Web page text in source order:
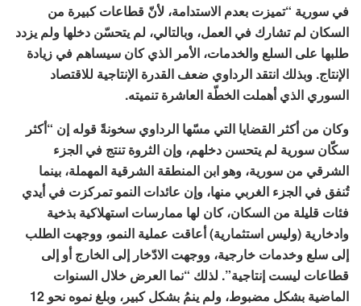
في سورية “تميزت بعدم الاستدامة، لأنّ قطاعات كبيرة من
السكان لم تشارك في العمل، وبالتالي، لم يتحسّن دخلها ولم يزدد
طلبها على السلع والخدمات، الأمر الذي كان سيساهم في زيادة
الإنتاج. وبذلك انتقد الرداوي ضعف القدرة الإنتاجية للاقتصاد
السوري الذي أهملت الخطّة العاشرة تنميته.
وكان من أكثر القضايا التي مسّها الرداوي سخونةً قوله إن “أكثر
سكّان سورية لم يتحسن دخلهم، وإن الثروة تنتج في الجزء
الشرقي من سورية، وهو ابن المنطقة الشرقية المهملة، بينما
تُنفق في الجزء الغربي منها، وإن عائدات النمو تمركزت في أيدي
فئات قليلة من السكان، كان لها ممارسات استهلاكية بذخية
وادخارية (وليس استثمارية) أعاقت عملية النمو، ووجهت الطلب
إلى سلع وخدمات خارجية، ووجهت الادّخار إلى الخارج أو إلى
قطاعات ليست إنتاجية”. لذلك “نما العرض خلال السنوات
الماضية بشكل مضبوط، ولم ينمُ بشكل كبير، وبلغ نموه نحو 12